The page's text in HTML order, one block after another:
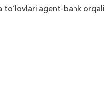
to‘lovlari agent-bank orqali